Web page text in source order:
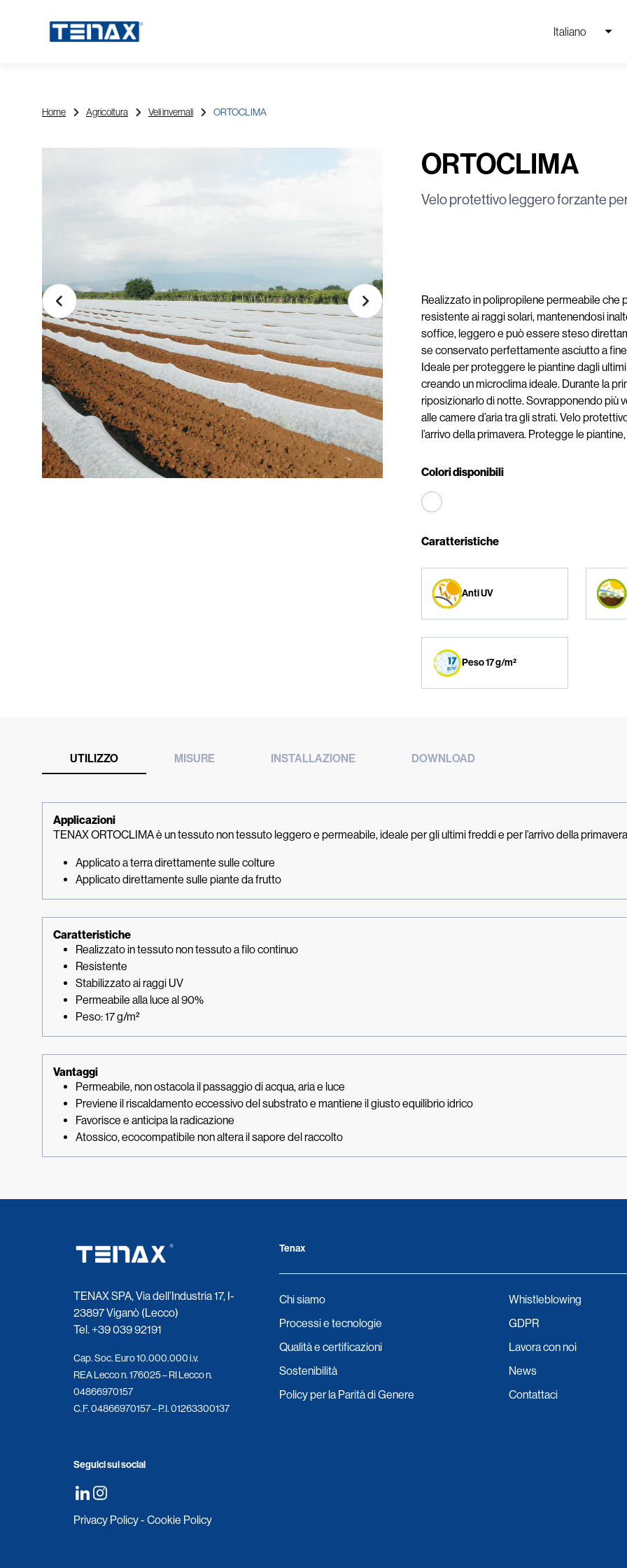
Italiano
Home Agricoltura Veli invernali ORTOCLIMA
ORTOCLIMA
Velo protettivo leggero forzante
Realizzato in polipropilene permeabile che
resistente ai raggi solari, mantenendosi
soffice, leggero e può essere steso
se conservato perfettamente asciutto a
Ideale per proteggere le piantine dagli
creando un microclima ideale. Durante la
riposizionarlo di notte. Sovrapponendo più
alle camere d’aria tra gli strati. Velo
l’arrivo della primavera. Protegge le
Colori disponibili
Caratteristiche
Anti UV
Peso 17 g/m²
UTILIZZO MISURE INSTALLAZIONE DOWNLOAD
Applicazioni
TENAX ORTOCLIMA è un tessuto non tessuto leggero e permeabile, ideale per gli ultimi freddi e per l’arrivo della
Applicato a terra direttamente sulle colture
Applicato direttamente sulle piante da frutto
Caratteristiche
Realizzato in tessuto non tessuto a filo continuo
Resistente
Stabilizzato ai raggi UV
Permeabile alla luce al 90%
Peso: 17 g/m²
Vantaggi
Permeabile, non ostacola il passaggio di acqua, aria e luce
Previene il riscaldamento eccessivo del substrato e mantiene il giusto equilibrio idrico
Favorisce e anticipa la radicazione
Atossico, ecocompatibile non altera il sapore del raccolto
TENAX SPA, Via dell’Industria 17, I-
23897 Viganò (Lecco)
Tel.+39 039 92191
Cap. Soc. Euro 10.000.000 i.v.
REA Lecco n. 176025 – RI Lecco n.
04866970157
C.F. 04866970157 – P.I. 01263300137
Seguici sui social
Privacy Policy- Cookie Policy
Tenax
Chi siamo
Processi e tecnologie
Qualità e certificazioni
Sostenibilità
Policy per la Parità di Genere
Whistleblowing
GDPR
Lavora con noi
News
Contattaci